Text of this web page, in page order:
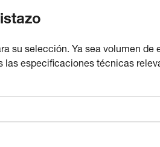
su selección. Ya sea volumen
especificaciones técnicas